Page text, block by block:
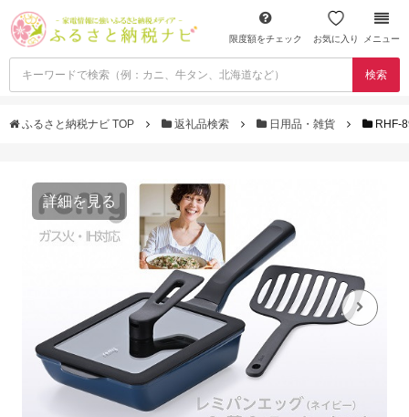
限度額をチェック お気に入り メニュー
検索
ふるさと納税ナビ TOP 返礼品検索 日用品・雑貨 RHF-
詳細を見る